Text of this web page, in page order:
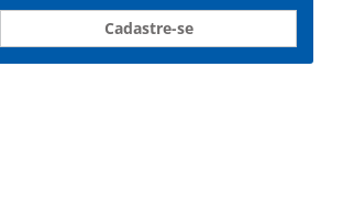
Cadastre-se